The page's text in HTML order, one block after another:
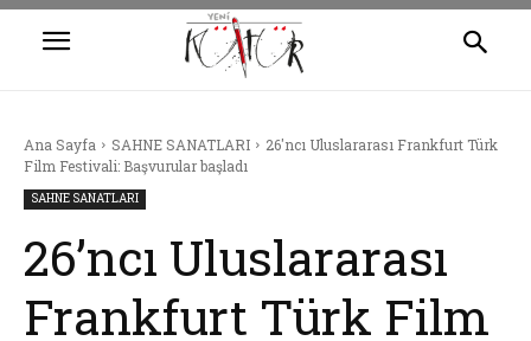
Ana Sayfa SAHNE SANATLARI
26'ncı Uluslararası Frankfurt Türk
Film Festivali: Başvurular başladı
SAHNE SANATLARI
26’ncı Uluslararası
Frankfurt Türk Film